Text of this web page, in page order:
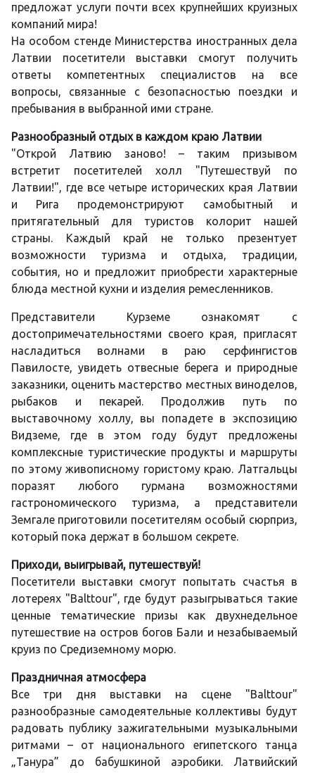
предложат услуги почти всех крупнейших круизных
компаний мира!
На особом стенде Министерства иностранных дела
Латвии посетители выставки смогут получить
ответы компетентных специалистов на все
вопросы, связанные с безопасностью поездки и
пребывания в выбранной ими стране.
Разнообразный отдых в каждом краю Латвии
"Открой Латвию заново! – таким призывом
встретит посетителей холл "Путешествуй по
Латвии!", где все четыре исторических края Латвии
и Рига продемонстрируют самобытный и
притягательный для туристов колорит нашей
страны. Каждый край не только презентует
возможности туризма и отдыха, традиции,
события, но и предложит приобрести характерные
блюда местной кухни и изделия ремесленников.
Представители Курземе ознакомят с
достопримечательностями своего края, пригласят
насладиться волнами в раю серфингистов
Павилосте, увидеть отвесные берега и природные
заказники, оценить мастерство местных виноделов,
рыбаков и пекарей. Продолжив путь по
выставочному холлу, вы попадете в экспозицию
Видземе, где в этом году будут предложены
комплексные туристические продукты и маршруты
по этому живописному гористому краю. Латгальцы
поразят любого гурмана возможностями
гастрономического туризма, а представители
Земгале приготовили посетителям особый сюрприз,
который пока держат в большом секрете.
Приходи, выигрывай, путешествуй!
Посетители выставки смогут попытать счастья в
лотереях "Balttour", где будут разыгрываться такие
ценные тематические призы как двухнедельное
путешествие на остров богов Бали и незабываемый
круиз по Средиземному морю.
Праздничная атмосфера
Все три дня выставки на сцене "Balttour"
разнообразные самодеятельные коллективы будут
радовать публику зажигательными музыкальными
ритмами – от национального египетского танца
„Танура” до бабушкиной аэробики. Латвийский